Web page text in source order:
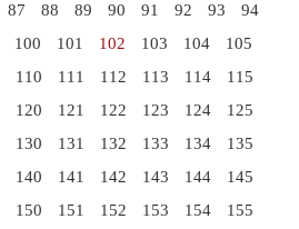
87 88 89 90 91 92 93
94
100 101 102 103 104
105
110 111 112 113 114
115
120 121 122 123 124
125
130 131 132 133 134
135
140 141 142 143 144
145
150 151 152 153 154
155